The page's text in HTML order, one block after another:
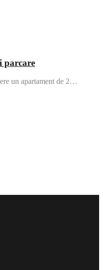
parcare
un apartament de 2…